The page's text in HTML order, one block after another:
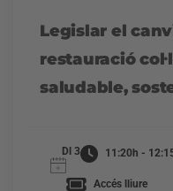
Legislar el
restauració
saludable,
Dl 3 11:20h -
Accés lliure